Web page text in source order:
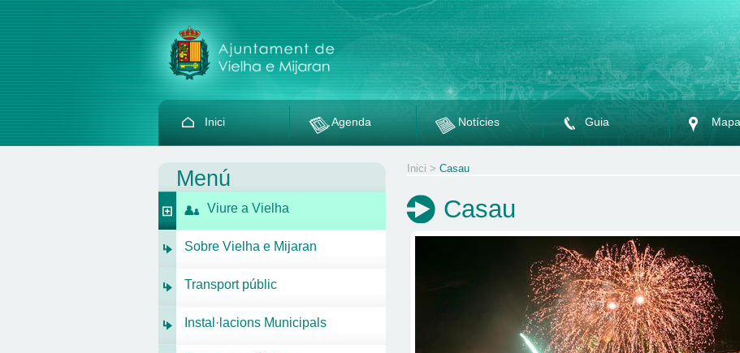
Inici Agenda Notícies Guia Mapa
Menú
Viure a Vielha
Sobre Vielha e Mijaran
Transport públic
Instal·lacions Municipals
Inici > Casau
Casau